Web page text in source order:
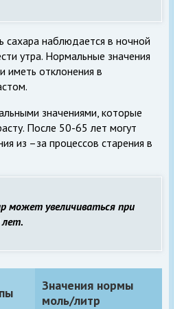
сахара наблюдается в ночной
утра. Нормальные значения
иметь отклонения в
значениями, которые
После 50-65 лет могут
из –за процессов старения в
может увеличиваться при
лет.
Значения нормы
моль/литр